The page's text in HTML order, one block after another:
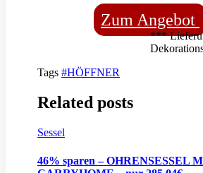
Zum Angebot
***
Tags #HÖFFNER
Related posts
Sessel
46% sparen – OHRENSESSEL